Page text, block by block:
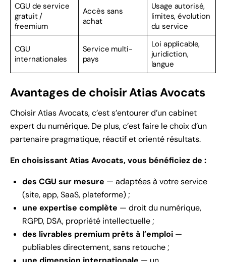
CGU de service
gratuit /
freemium
Accès sans
achat
Usage autorisé,
limites, évolution
du service
CGU
internationales
Service multi-
pays
Loi applicable,
juridiction,
langue
Avantages de choisir Atias Avocats
Choisir Atias Avocats, c’est s’entourer d’un cabinet
expert du numérique. De plus, c’est faire le choix d’un
partenaire pragmatique, réactif et orienté résultats.
En choisissant Atias Avocats, vous bénéficiez de :
des CGU sur mesure — adaptées à votre service
(site, app, SaaS, plateforme) ;
une expertise complète — droit du numérique,
RGPD, DSA, propriété intellectuelle ;
des livrables premium prêts à l’emploi —
publiables directement, sans retouche ;